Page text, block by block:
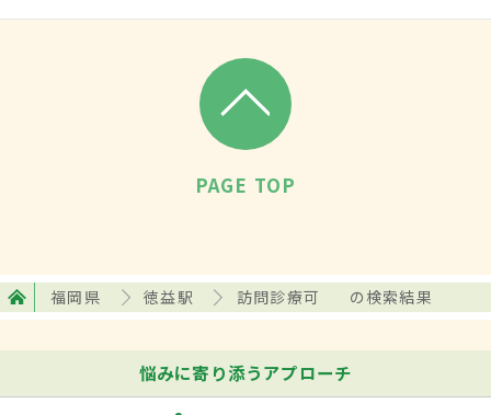
PAGE TOP
福岡県 徳益駅 訪問診療可 の検索結果
悩みに寄り添うアプローチ